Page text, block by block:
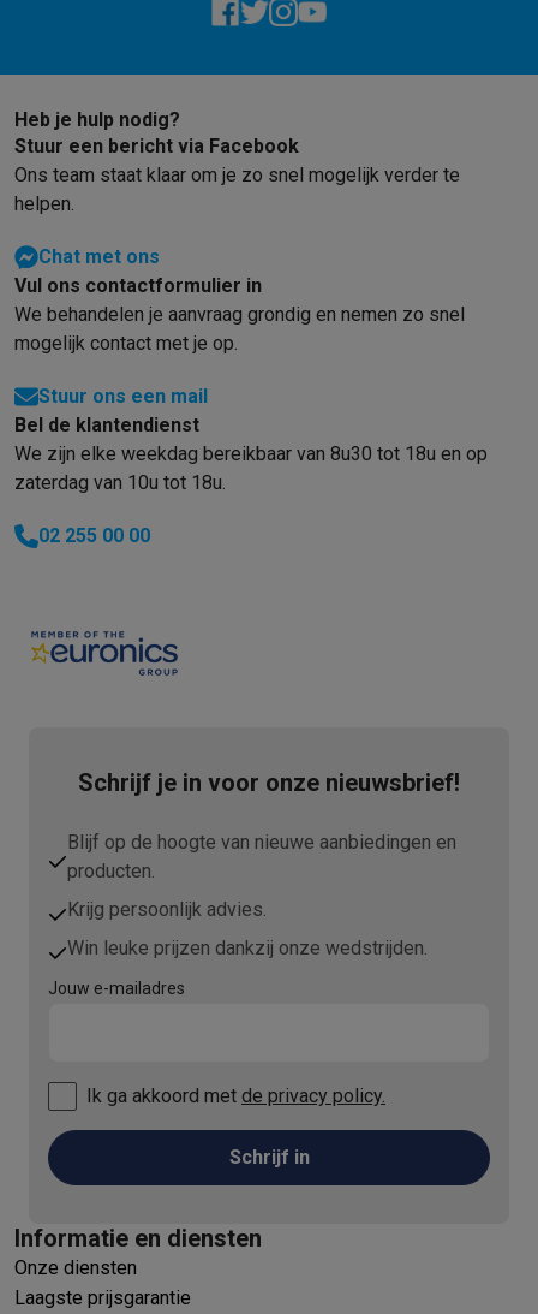
Heb je hulp nodig?
Stuur een bericht via Facebook
Ons team staat klaar om je zo snel mogelijk verder te
helpen.
Chat met ons
Vul ons contactformulier in
We behandelen je aanvraag grondig en nemen zo snel
mogelijk contact met je op.
Stuur ons een mail
Bel de klantendienst
We zijn elke weekdag bereikbaar van 8u30 tot 18u en op
zaterdag van 10u tot 18u.
02 255 00 00
Schrijf je in voor onze nieuwsbrief!
Blijf op de hoogte van nieuwe aanbiedingen en
producten.
Krijg persoonlijk advies.
Win leuke prijzen dankzij onze wedstrijden.
Jouw e-mailadres
Ik ga akkoord met de privacy policy.
Schrijf in
Informatie en diensten
Onze diensten
Laagste prijsgarantie